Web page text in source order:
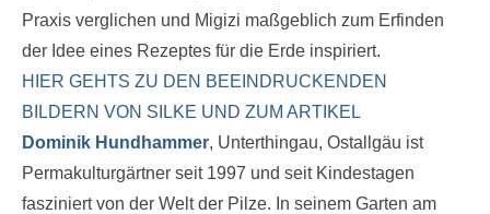
Praxis verglichen und Migizi maßgeblich zum Erfinden
der Idee eines Rezeptes für die Erde inspiriert.
HIER GEHTS ZU DEN BEEINDRUCKENDEN
BILDERN VON SILKE UND ZUM ARTIKEL
Dominik Hundhammer, Unterthingau, Ostallgäu ist
Permakulturgärtner seit 1997 und seit Kindestagen
fasziniert von der Welt der Pilze. In seinem Garten am